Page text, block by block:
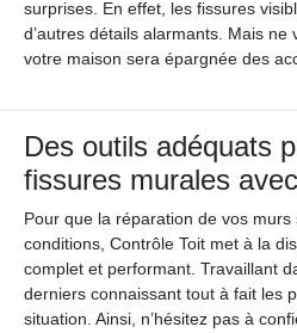
surprises. En effet, les fissures
d’autres détails alarmants. Mais
votre maison sera épargnée des
Des outils adéquats
fissures murales
Pour que la réparation de vos
conditions, Contrôle Toit met à la
complet et performant. Travaillant
derniers connaissant tout à fait les
situation. Ainsi, n’hésitez pas à